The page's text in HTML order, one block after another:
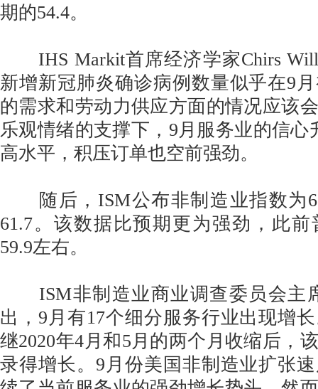
期的54.4。
IHS Markit首席经济学家Chirs
新增新冠肺炎确诊病例数量似乎在9
的需求和劳动力供应方面的情况应该
乐观情绪的支撑下，9月服务业的信心
高水平，积压订单也空前强劲。
随后，ISM公布非制造业指数为
61.7。该数据比预期更为强劲，此
59.9左右。
ISM非制造业商业调查委员会主席
出，9月有17个细分服务行业出现增
继2020年4月和5月的两个月收缩后，
录得增长。9月份美国非制造业扩张